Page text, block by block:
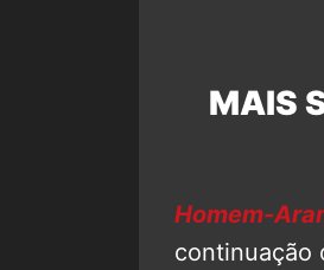
MAIS
Homem-
continuação